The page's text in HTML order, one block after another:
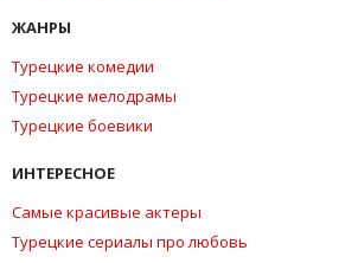
ЖАНРЫ
Турецкие комедии
Турецкие мелодрамы
Турецкие боевики
ИНТЕРЕСНОЕ
Самые красивые актеры
Турецкие сериалы про любовь